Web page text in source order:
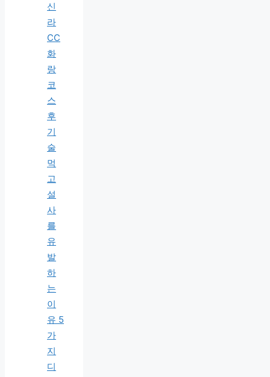
신
라
CC
화
랑
코
스
후
기
술
먹
고
설
사
를
유
발
하
는
이
유 5
가
지
디